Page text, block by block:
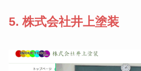
5. ​株式会社井上塗装